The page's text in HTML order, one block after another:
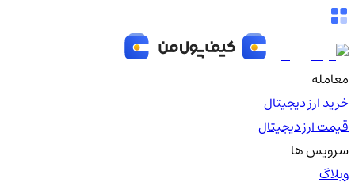
معامله
خرید ارز دیجیتال
قیمت ارز دیجیتال
سرویس ها
وبلاگ